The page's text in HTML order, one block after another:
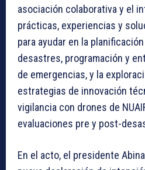
asociación colaborativa y el
prácticas, experiencias y
para ayudar en la
desastres, programación y
de emergencias, y la
estrategias de innovación
vigilancia con drones de
evaluaciones pre y post-
En el acto, el presidente